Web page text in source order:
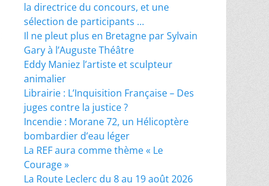
la directrice du concours, et une
sélection de participants …
Il ne pleut plus en Bretagne par Sylvain
Gary à l’Auguste Théâtre
Eddy Maniez l’artiste et sculpteur
animalier
Librairie : L’Inquisition Française – Des
juges contre la justice ?
Incendie : Morane 72, un Hélicoptère
bombardier d’eau léger
La REF aura comme thème « Le
Courage »
La Route Leclerc du 8 au 19 août 2026